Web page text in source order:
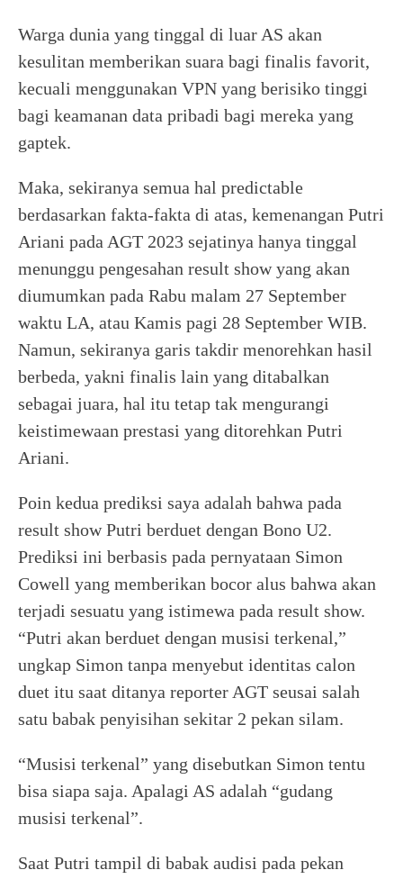
Warga dunia yang tinggal di luar AS akan
kesulitan memberikan suara bagi finalis favorit,
kecuali menggunakan VPN yang berisiko tinggi
bagi keamanan data pribadi bagi mereka yang
gaptek.
Maka, sekiranya semua hal predictable
berdasarkan fakta-fakta di atas, kemenangan Putri
Ariani pada AGT 2023 sejatinya hanya tinggal
menunggu pengesahan result show yang akan
diumumkan pada Rabu malam 27 September
waktu LA, atau Kamis pagi 28 September WIB.
Namun, sekiranya garis takdir menorehkan hasil
berbeda, yakni finalis lain yang ditabalkan
sebagai juara, hal itu tetap tak mengurangi
keistimewaan prestasi yang ditorehkan Putri
Ariani.
Poin kedua prediksi saya adalah bahwa pada
result show Putri berduet dengan Bono U2.
Prediksi ini berbasis pada pernyataan Simon
Cowell yang memberikan bocor alus bahwa akan
terjadi sesuatu yang istimewa pada result show.
“Putri akan berduet dengan musisi terkenal,”
ungkap Simon tanpa menyebut identitas calon
duet itu saat ditanya reporter AGT seusai salah
satu babak penyisihan sekitar 2 pekan silam.
“Musisi terkenal” yang disebutkan Simon tentu
bisa siapa saja. Apalagi AS adalah “gudang
musisi terkenal”.
Saat Putri tampil di babak audisi pada pekan